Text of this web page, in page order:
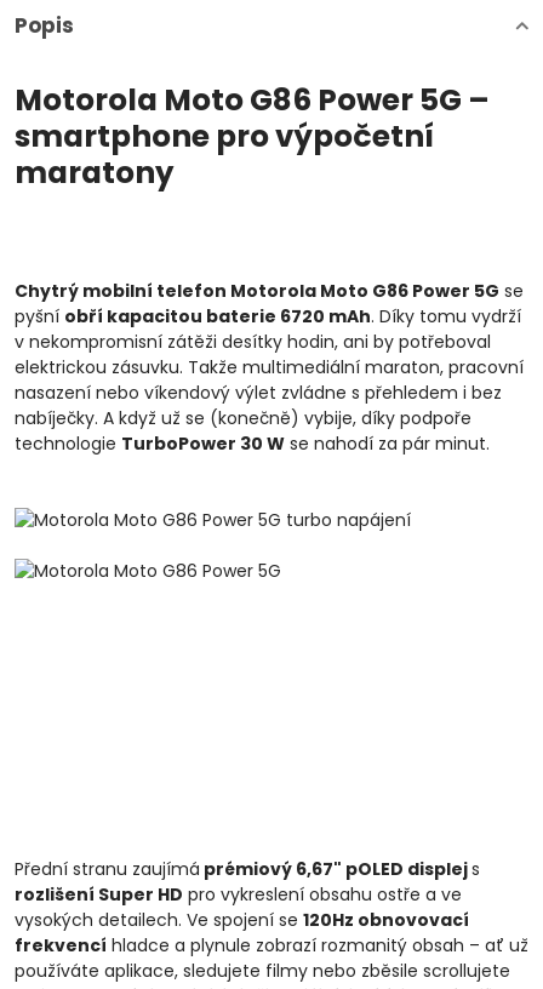
Popis
Motorola Moto G86 Power 5G –
smartphone pro výpočetní
maratony
Chytrý mobilní telefon Motorola Moto G86 Power 5G se
pyšní obří kapacitou baterie 6720 mAh. Díky tomu vydrží
v nekompromisní zátěži desítky hodin, ani by potřeboval
elektrickou zásuvku. Takže multimediální maraton, pracovní
nasazení nebo víkendový výlet zvládne s přehledem i bez
nabíječky. A když už se (konečně) vybije, díky podpoře
technologie TurboPower 30 W se nahodí za pár minut.
Přední stranu zaujímá prémiový 6,67" pOLED displejs
rozlišení Super HD pro vykreslení obsahu ostře a ve
vysokých detailech. Ve spojení se 120Hz obnovovací
frekvencí hladce a plynule zobrazí rozmanitý obsah – ať už
používáte aplikace, sledujete filmy nebo zběsile scrollujete